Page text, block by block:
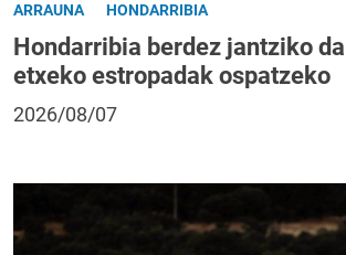
ARRAUNA HONDARRIBIA
Hondarribia berdez jantziko
etxeko estropadak ospatzeko
2026/08/07